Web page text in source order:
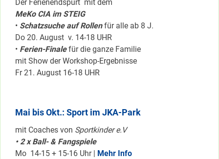
Der Ferienendspurt mit dem
MeKo CIA im STEIG
• Schatzsuche auf Rollenfür alle ab 8 J.
Do 20. August v. 14-18 UHR
• Ferien-Finalefür die ganze Familie
mit Show der Workshop-Ergebnisse
Fr 21. August 16-18 UHR
Mai bis Okt.: Sport im JKA-Park
mit Coaches von Sportkinder e.V
• 2 x Ball- & Fangspiele
Mo 14-15 + 15-16 Uhr | Mehr Info